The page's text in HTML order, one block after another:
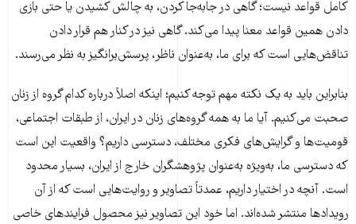
کامل قواعد نیست؛ گاهی در جابه‌جا کردن، به چالش کشیدن یا حتی بازی
دادن همین قواعد معنا پیدا می‌کند. گاهی نیز در کنار هم قرار دادن
تناقض‌هایی است که برای ما، به‌عنوان ناظر، پرسش‌برانگیز به نظر می‌رسند.
بنابراین باید به یک نکته مهم توجه کنیم؛ اینکه اصلاً درباره کدام گروه از زنان
صحبت می‌کنیم. آیا ما به همه گروه‌های زنان در ایران، از طبقات اجتماعی،
قومیت‌ها و گرایش‌های فکری مختلف، دسترسی داریم؟ واقعیت این است
که دسترسی ما، به‌ویژه به‌عنوان پژوهشگران خارج از ایران، بسیار محدود
است. آنچه در اختیار داریم، عمدتاً تصاویر و روایت‌هایی است که از آن
رویدادها منتشر شده‌اند. اما خود این تصاویر نیز محصول فرایندهای خاصی